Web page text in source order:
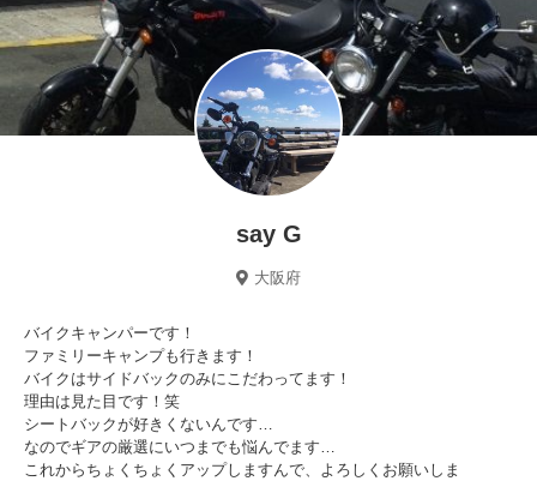
say G
大阪府
バイクキャンパーです！
ファミリーキャンプも行きます！
バイクはサイドバックのみにこだわってます！
理由は見た目です！笑
シートバックが好きくないんです…
なのでギアの厳選にいつまでも悩んでます…
これからちょくちょくアップしますんで、よろしくお願いしま